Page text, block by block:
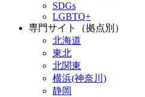
SDGs
LGBTQ+
専門サイト（拠点別）
北海道
東北
北関東
横浜(神奈川)
静岡